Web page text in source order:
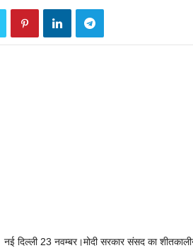
नई दिल्ली 23 नवम्बर।मोदी सरकार संसद का